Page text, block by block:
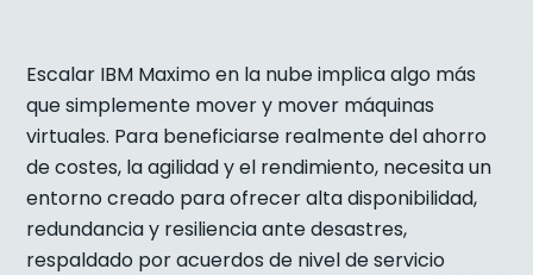
Escalar IBM Maximo en la nube implica algo más
que simplemente mover y mover máquinas
virtuales. Para beneficiarse realmente del ahorro
de costes, la agilidad y el rendimiento, necesita un
entorno creado para ofrecer alta disponibilidad,
redundancia y resiliencia ante desastres,
respaldado por acuerdos de nivel de servicio